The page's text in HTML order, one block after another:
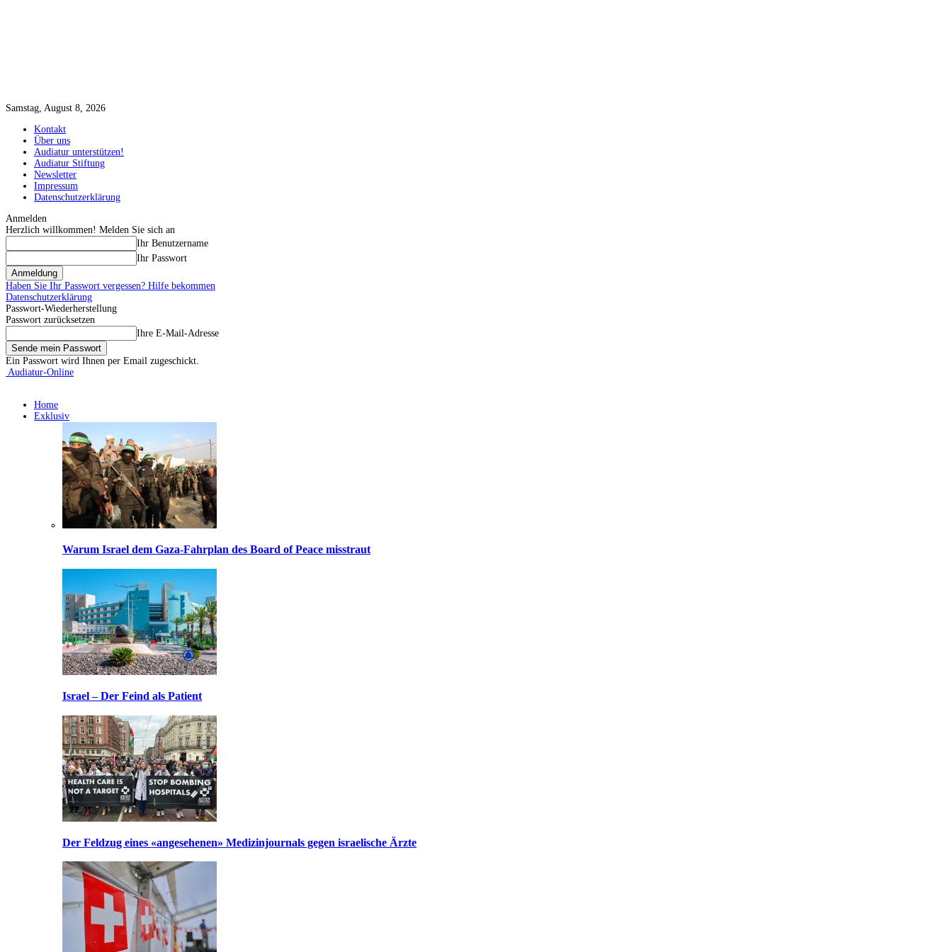
Samstag, August 8, 2026
Kontakt
Über uns
Audiatur unterstützen!
Audiatur Stiftung
Newsletter
Impressum
Datenschutzerklärung
Anmelden
Herzlich willkommen! Melden Sie sich an
Ihr Benutzername
Ihr Passwort
Haben Sie Ihr Passwort vergessen? Hilfe bekommen
Datenschutzerklärung
Passwort-Wiederherstellung
Passwort zurücksetzen
Ihre E-Mail-Adresse
Ein Passwort wird Ihnen per Email zugeschickt.
Audiatur-Online
Home
Exklusiv
Warum Israel dem Gaza-Fahrplan des Board of Peace misstraut
Israel – Der Feind als Patient
Der Feldzug eines «angesehenen» Medizinjournals gegen israelische Ärzte